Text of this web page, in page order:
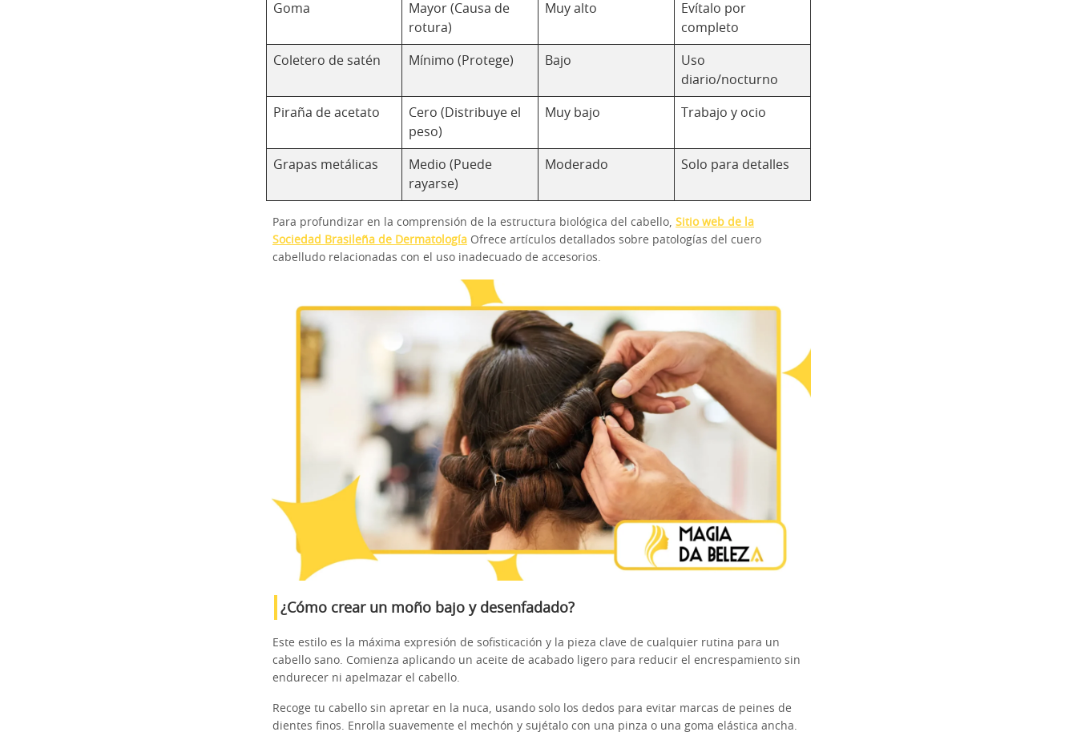
Goma
Mayor (Causa de
rotura)
Muy alto
Evítalo por
completo
Coletero de satén Mínimo (Protege) Bajo
Uso
diario/nocturno
Piraña de acetato
Cero (Distribuye el
peso)
Muy bajo Trabajo y ocio
Grapas metálicas
Medio (Puede
rayarse)
Moderado Solo para detalles
Para profundizar en la comprensión de la estructura biológica del cabello, Sitio web de la
Sociedad Brasileña de Dermatología Ofrece artículos detallados sobre patologías del cuero
cabelludo relacionadas con el uso inadecuado de accesorios.
¿Cómo crear un moño bajo y desenfadado?
Este estilo es la máxima expresión de sofisticación y la pieza clave de cualquier rutina para un
cabello sano. Comienza aplicando un aceite de acabado ligero para reducir el encrespamiento sin
endurecer ni apelmazar el cabello.
Recoge tu cabello sin apretar en la nuca, usando solo los dedos para evitar marcas de peines de
dientes finos. Enrolla suavemente el mechón y sujétalo con una pinza o una goma elástica ancha.